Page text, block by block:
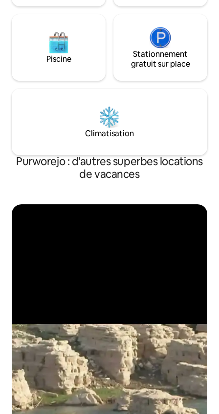
maison, même lorsque vous êtes
Piscine
Stationnement
gratuit sur place
Climatisation
Purworejo : d'autres superbes locations
de vacances